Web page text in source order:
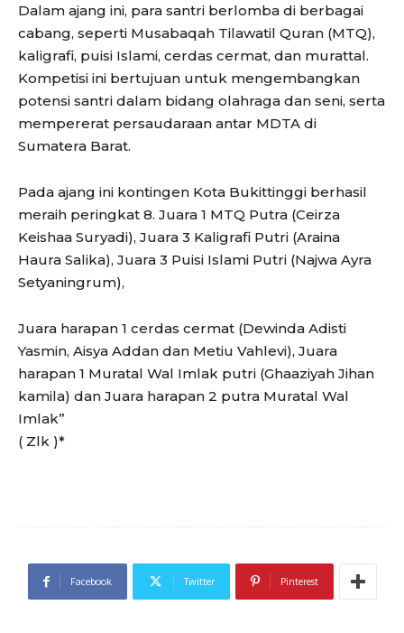
Dalam ajang ini, para santri berlomba di berbagai
cabang, seperti Musabaqah Tilawatil Quran (MTQ),
kaligrafi, puisi Islami, cerdas cermat, dan murattal.
Kompetisi ini bertujuan untuk mengembangkan
potensi santri dalam bidang olahraga dan seni, serta
mempererat persaudaraan antar MDTA di
Sumatera Barat.
Pada ajang ini kontingen Kota Bukittinggi berhasil
meraih peringkat 8. Juara 1 MTQ Putra (Ceirza
Keishaa Suryadi), Juara 3 Kaligrafi Putri (Araina
Haura Salika), Juara 3 Puisi Islami Putri (Najwa Ayra
Setyaningrum),
Juara harapan 1 cerdas cermat (Dewinda Adisti
Yasmin, Aisya Addan dan Metiu Vahlevi), Juara
harapan 1 Muratal Wal Imlak putri (Ghaaziyah Jihan
kamila) dan Juara harapan 2 putra Muratal Wal
Imlak”
( Zlk )*
Facebook Twitter Pinterest